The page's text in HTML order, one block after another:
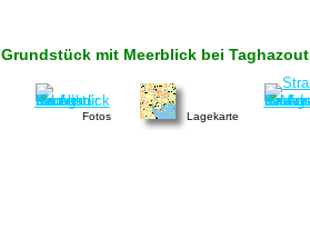
Lagekarte
Fotos
Grundstück mit Meerblick bei Taghazout